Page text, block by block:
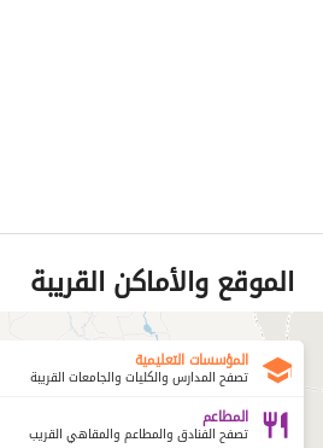
الموقع والأماكن القريبة
المؤسسات التعليمية
تصفح المدارس والكليات والجامعات القريبة
المطاعم
تصفح الفنادق والمطاعم والمقاهي القريب